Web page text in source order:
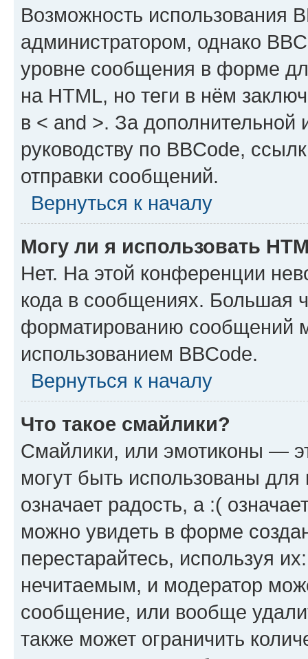
Возможность использования
администратором, однако
уровне сообщения в форме
на HTML, но теги в нём
в < and >. За
руководству по BBCode,
отправки сообщений.
Вернуться к началу
Могу ли я использовать
Нет. На этой конференции
кода в сообщениях. Большая
форматированию сообщений
использованием BBCode.
Вернуться к началу
Что такое смайлики?
Смайлики, или эмотиконы —
могут быть использованы
означает радость, а :(
можно увидеть в форме
перестарайтесь, используя
нечитаемым, и модератор
сообщение, или вообще
также может ограничить